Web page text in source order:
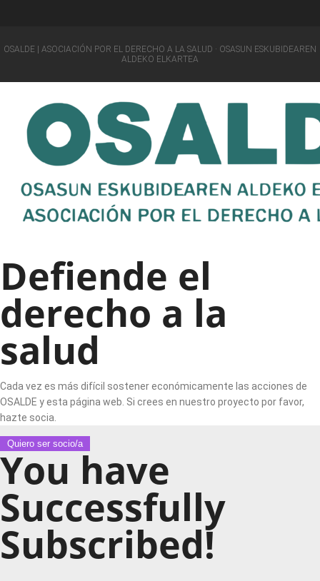
OSALDE | ASOCIACIÓN POR EL DERECHO A LA SALUD · OSASUN ESKUBIDEAREN
ALDEKO ELKARTEA
Defiende el
derecho a la
salud
Cada vez es más difícil sostener económicamente las acciones de
OSALDE y esta página web. Si crees en nuestro proyecto por favor,
hazte socia.
Quiero ser socio/a
You have
Successfully
Subscribed!